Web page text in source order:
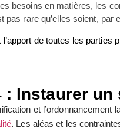
besoins en matières, les
pas rare qu’elles soient,
l’apport de toutes les
: Instaurer
et l’ordonnancement
. Les aléas et les